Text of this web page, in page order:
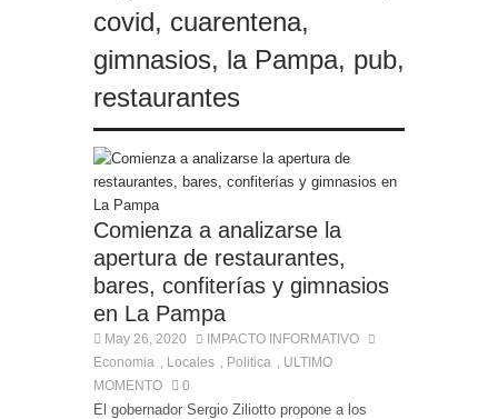
covid, cuarentena,
gimnasios, la Pampa, pub,
restaurantes
Comienza a analizarse la
apertura de restaurantes,
bares, confiterías y gimnasios
en La Pampa
May 26, 2020
IMPACTO INFORMATIVO
Economia
Locales Politica
ULTIMO
MOMENTO
0
El gobernador Sergio Ziliotto propone a los